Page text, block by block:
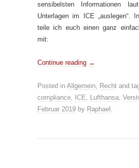
sensibelsten Informationen
Unterlagen im ICE „auslegen“.
teile ich euch einen ganz
mit:
Continue reading →
Posted in Allgemein, Recht and
compliance, ICE, Lufthansa,
Februar 2019 by Raphael .